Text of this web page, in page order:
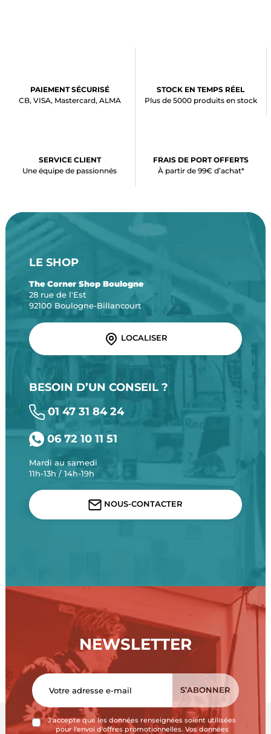
PAIEMENT SÉCURISÉ
CB, VISA, Mastercard, ALMA
STOCK EN TEMPS RÉEL
Plus de 5000 produits en stock
SERVICE CLIENT
Une équipe de passionnés
FRAIS DE PORT OFFERTS
À partir de 99€ d’achat*
LE SHOP
The Corner Shop Boulogne
28 rue de l'Est
92100 Boulogne-Billancourt
LOCALISER
BESOIN D’UN CONSEIL ?
01 47 31 84 24
06 72 10 11 51
Mardi au samedi
11h-13h / 14h-19h
NOUS-CONTACTER
NEWSLETTER
J'accepte que les données renseignées soient utilisées
pour l'envoi d'offres promotionnelles. Vos données